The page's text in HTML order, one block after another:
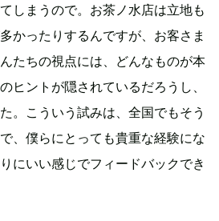
しまうので。お茶ノ水店は立地も
かったりするんですが、お客さま
たちの視点には、どんなものが本
ヒントが隠されているだろうし、
。こういう試みは、全国でもそう
、僕らにとっても貴重な経験にな
にいい感じでフィードバックでき